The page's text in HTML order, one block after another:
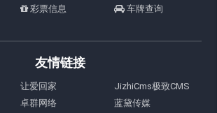
彩票信息 车牌查询
友情链接
让爱回家
JizhiCms极致CMS
卓群网络
蓝黛传媒